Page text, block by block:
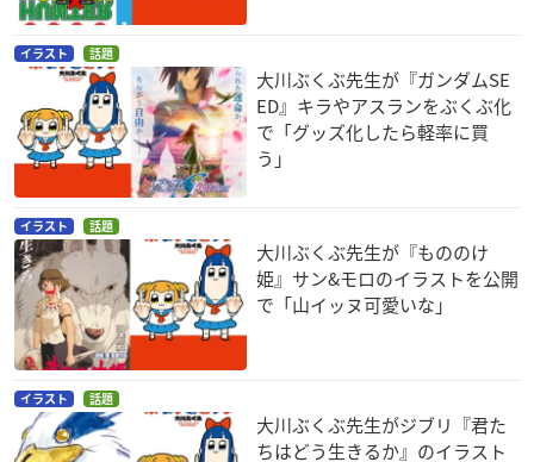
イラスト 話題
大川ぶくぶ先生が『ガンダムSE
ED』キラやアスランをぶくぶ化
で「グッズ化したら軽率に買
う」
イラスト 話題
大川ぶくぶ先生が『もののけ
姫』サン&モロのイラストを公開
で「山イッヌ可愛いな」
イラスト 話題
大川ぶくぶ先生がジブリ『君た
ちはどう生きるか』のイラスト